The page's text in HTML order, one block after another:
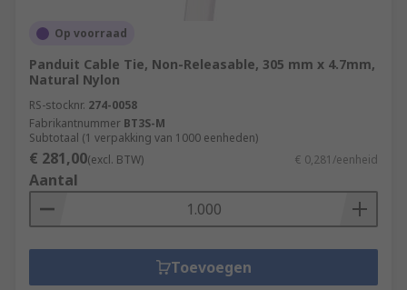
Op voorraad
Panduit Cable Tie, Non-Releasable, 305 mm x 4.7mm,
Natural Nylon
RS-stocknr. 274-0058
Fabrikantnummer BT3S-M
Subtotaal (1 verpakking van 1000 eenheden)
€ 281,00(excl. BTW) € 0,281/eenheid
Aantal
Toevoegen